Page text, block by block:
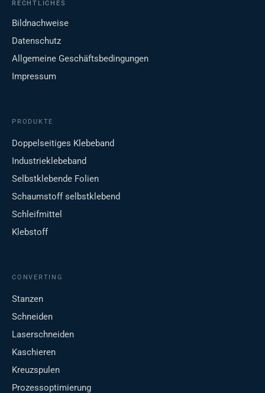
RECHTLICHES
Bildnachweise
Datenschutz
Allgemeine Geschäftsbedingungen
Impressum
PRODUKTE
Doppelseitiges Klebeband
Industrieklebeband
Selbstklebende Folien
Schaumstoff selbstklebend
Schleifmittel
Klebstoff
CONVERTING
Stanzen
Schneiden
Laserschneiden
Kaschieren
Kreuzspulen
Prozessoptimierung